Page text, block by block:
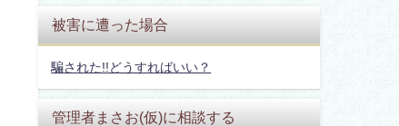
被害に遭った場合
騙された!!どうすればいい？
管理者まさお(仮)に相談する